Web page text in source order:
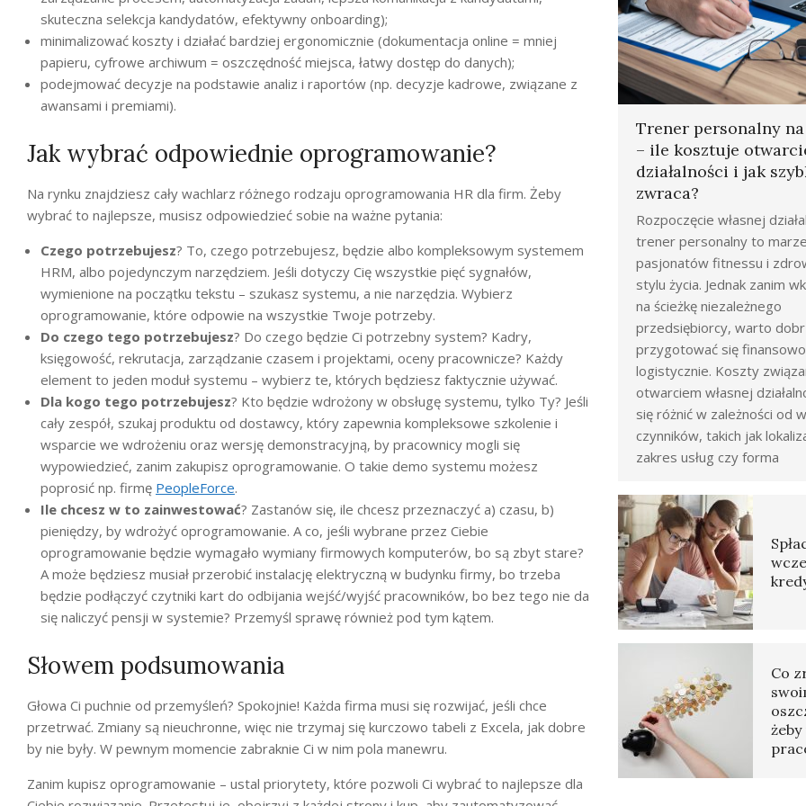
skuteczna selekcja kandydatów, efektywny onboarding);
minimalizować koszty i działać bardziej ergonomicznie (dokumentacja online = mniej
papieru, cyfrowe archiwum = oszczędność miejsca, łatwy dostęp do danych);
podejmować decyzje na podstawie analiz i raportów (np. decyzje kadrowe, związane z
awansami i premiami).
Jak wybrać odpowiednie oprogramowanie?
Na rynku znajdziesz cały wachlarz różnego rodzaju oprogramowania HR dla firm. Żeby
wybrać to najlepsze, musisz odpowiedzieć sobie na ważne pytania:
Czego potrzebujesz? To, czego potrzebujesz, będzie albo kompleksowym systemem
HRM, albo pojedynczym narzędziem. Jeśli dotyczy Cię wszystkie pięć sygnałów,
wymienione na początku tekstu – szukasz systemu, a nie narzędzia. Wybierz
oprogramowanie, które odpowie na wszystkie Twoje potrzeby.
Do czego tego potrzebujesz? Do czego będzie Ci potrzebny system? Kadry,
księgowość, rekrutacja, zarządzanie czasem i projektami, oceny pracownicze? Każdy
element to jeden moduł systemu – wybierz te, których będziesz faktycznie używać.
Dla kogo tego potrzebujesz? Kto będzie wdrożony w obsługę systemu, tylko Ty? Jeśli
cały zespół, szukaj produktu od dostawcy, który zapewnia kompleksowe szkolenie i
wsparcie we wdrożeniu oraz wersję demonstracyjną, by pracownicy mogli się
wypowiedzieć, zanim zakupisz oprogramowanie. O takie demo systemu możesz
poprosić np. firmę PeopleForce.
Ile chcesz w to zainwestować? Zastanów się, ile chcesz przeznaczyć a) czasu, b)
pieniędzy, by wdrożyć oprogramowanie. A co, jeśli wybrane przez Ciebie
oprogramowanie będzie wymagało wymiany firmowych komputerów, bo są zbyt stare?
A może będziesz musiał przerobić instalację elektryczną w budynku firmy, bo trzeba
będzie podłączyć czytniki kart do odbijania wejść/wyjść pracowników, bo bez tego nie da
się naliczyć pensji w systemie? Przemyśl sprawę również pod tym kątem.
Słowem podsumowania
Głowa Ci puchnie od przemyśleń? Spokojnie! Każda firma musi się rozwijać, jeśli chce
przetrwać. Zmiany są nieuchronne, więc nie trzymaj się kurczowo tabeli z Excela, jak dobre
by nie były. W pewnym momencie zabraknie Ci w nim pola manewru.
Zanim kupisz oprogramowanie – ustal priorytety, które pozwoli Ci wybrać to najlepsze dla
Trener personalny
– ile kosztuje
działalności i jak
zwraca?
Rozpoczęcie własnej
trener personalny to
pasjonatów fitnessu i
stylu życia. Jednak zanim
na ścieżkę niezależnego
przedsiębiorcy, warto
przygotować się
logistycznie. Koszty
otwarciem własnej
się różnić w zależności od
czynników, takich jak
zakres usług czy forma
Co
żeby